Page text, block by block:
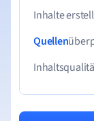
Inhalte
Quellen